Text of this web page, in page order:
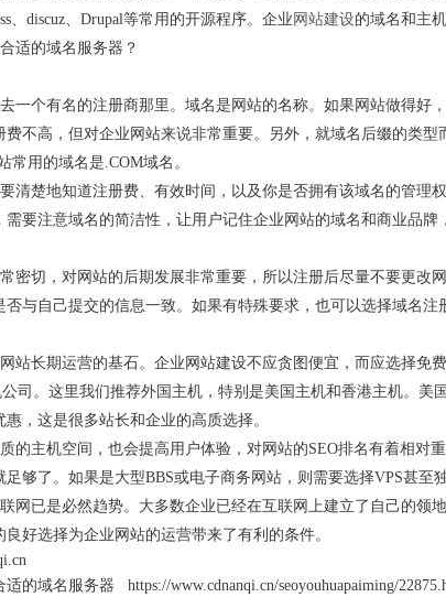
、discuz、Drupal等常用的开源程序。企业网站建设的域名和主
适的域名服务器？
一个有名的注册商那里。域名是网站的名称。如果网站做得好
费不高，但对企业网站来说非常重要。另外，就域名后缀的类
常用的域名是.COM域名。
清楚地知道注册费、有效时间，以及你是否拥有该域名的管理
需要注意域名的简洁性，让用户记住企业网站的域名和商业品牌
密切，对网站的后期发展非常重要，所以注册后尽量不要更改
与自己提交的信息一致。如果有特殊要求，也可以选择域名注
站长期运营的基石。企业网站建设不应贪图便宜，而应选择免
司。这里我们推荐外国主机，特别是美国主机和香港主机。美
，这是很多站长和企业的高质选择。
的主机空间，也会提高用户体验，对网站的SEO排名有着相对
够了。如果是大型BBS或电子商务网站，则需要选择VPS甚至
网已是必然趋势。大多数企业已经在互联网上建立了自己的领
好选择为企业网站的运营带来了有利的条件。
的域名服务器 https://www.cdnanqi.cn/seoyouhuapaiming/